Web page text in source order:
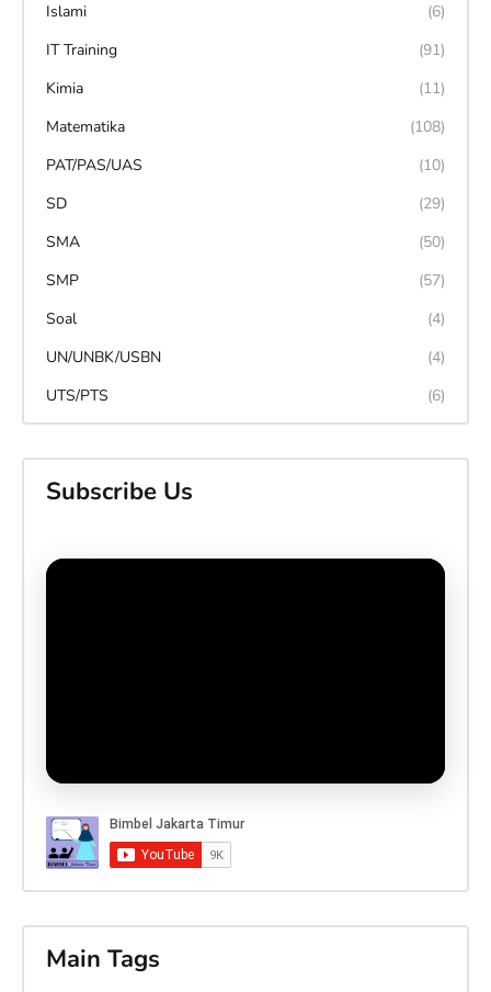
Islami
(6)
IT Training
(91)
Kimia
(11)
Matematika
(108)
PAT/PAS/UAS
(10)
SD
(29)
SMA
(50)
SMP
(57)
Soal
(4)
UN/UNBK/USBN
(4)
UTS/PTS
(6)
Subscribe Us
Main Tags